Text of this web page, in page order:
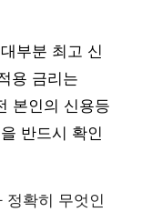
부분 최고 신
용 금리는
본인의 신용등
반드시 확인
정확히 무엇인